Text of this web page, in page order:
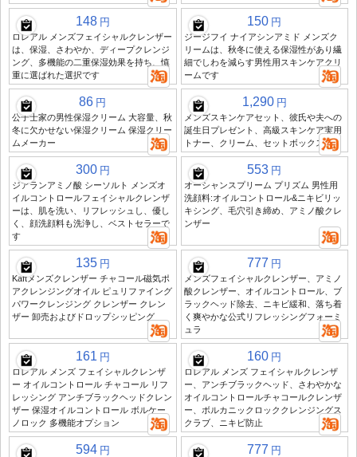
148 円
ロレアル メンズフェイシャルクレンザー
は、保湿、さわやか、ディープクレンジ
ング、多機能の二重保湿効果を持ち、慎
重に選ばれた選択です
150 円
ジージフイ ナイアシンアミド メンズク
リームは、秋冬に使える保湿性があり繊
細でしわを減らす男性用スキンケアクリ
ームです
86 円
公子士家の男性保湿クリーム 大容量、秋
冬に欠かせない保湿クリーム 保湿クリー
ムメーカー
1,290 円
メンズスキンケアセット、彼氏や夫への
誕生日プレゼント、高級スキンケア実用
トナー、クリーム、セットボックス
300 円
ジアランアミノ酸 シーソルト メンズオ
イルコントロールフェイシャルクレンザ
ーは、肌を洗い、リフレッシュし、優し
く、顔洗顔料も洗浄し、ベストセラーで
す
553 円
オーシャンスプリーム プリズム 男性用
洗顔料:オイルコントロール&ニキビリッ
キシング、毛穴引き締め、アミノ酸クレ
ンザー
135 円
Kaftメンズクレンザー チャコール磁気ポ
アクレンジングオイル ピュリファイング
パワークレンジング クレンザー クレン
ザー 卸売およびドロップシッピング
777 円
メンズフェイシャルクレンザー、アミノ
酸クレンザー、オイルコントロール、ブ
ラックヘッド除去、ニキビ緩和、落ち着
く爽やかな公式リフレッシングフォーミ
ュラ
161 円
ロレアル メンズ フェイシャルクレンザ
ー オイルコントロール チャコール リフ
レッシング アンチブラックヘッドクレン
ザー 保湿オイルコントロール ボルケー
ノロック 多機能オプション
160 円
ロレアル メンズ フェイシャルクレンザ
ー、アンチブラックヘッド、さわやかな
オイルコントロールチャコールクレンザ
ー、ボルカニックロッククレンジングス
クラブ、ニキビ防止
594 円 777 円